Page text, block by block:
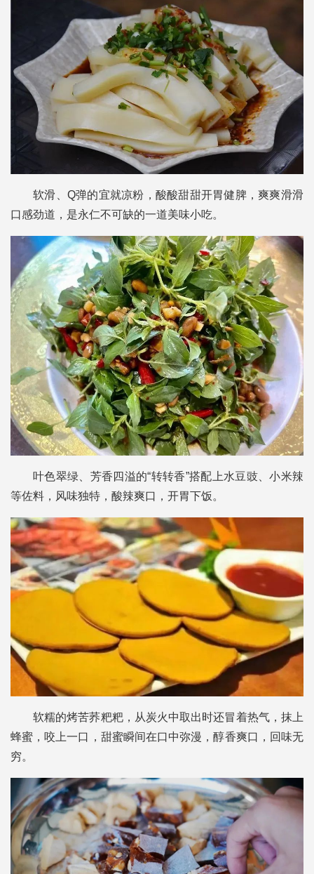
软滑、Q弹的宜就凉粉，酸酸甜甜开胃健脾，爽爽滑滑
口感劲道，是永仁不可缺的一道美味小吃。
叶色翠绿、芳香四溢的“转转香”搭配上水豆豉、小米辣
等佐料，风味独特，酸辣爽口，开胃下饭。
软糯的烤苦荞粑粑，从炭火中取出时还冒着热气，抹上
蜂蜜，咬上一口，甜蜜瞬间在口中弥漫，醇香爽口，回味无
穷。